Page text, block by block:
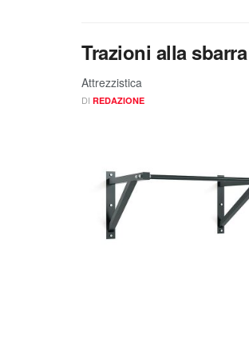
Trazioni alla sbarra
Attrezzistica
DI REDAZIONE